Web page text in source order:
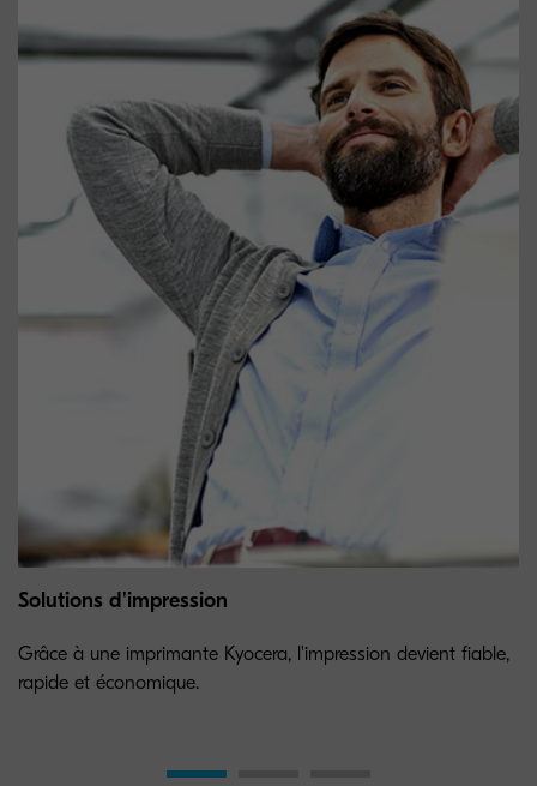
Solutions d'impression
Grâce à une imprimante Kyocera, l'impression devient fiable,
rapide et économique.